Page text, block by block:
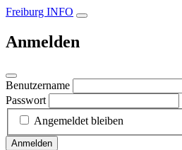
Freiburg INFO
Anmelden
Benutzername
Passwort
Angemeldet bleiben
Anmelden